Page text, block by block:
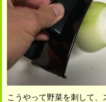
こうやって野菜を刺して